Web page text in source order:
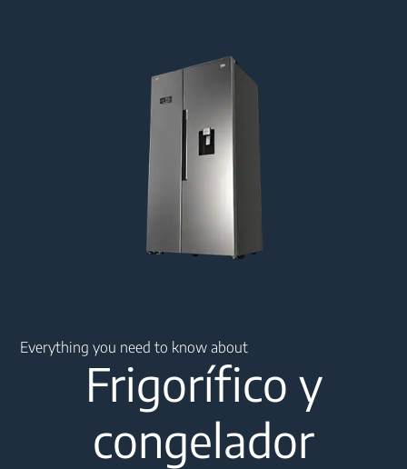
Everything you need to know about
Frigorífico y
congelador